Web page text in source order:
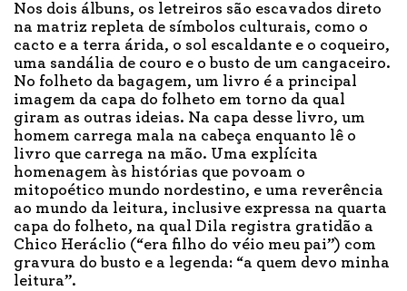
Nos dois álbuns, os letreiros são escavados direto
na matriz repleta de símbolos culturais, como o
cacto e a terra árida, o sol escaldante e o coqueiro,
uma sandália de couro e o busto de um cangaceiro.
No folheto da bagagem, um livro é a principal
imagem da capa do folheto em torno da qual
giram as outras ideias. Na capa desse livro, um
homem carrega mala na cabeça enquanto lê o
livro que carrega na mão. Uma explícita
homenagem às histórias que povoam o
mitopoético mundo nordestino, e uma reverência
ao mundo da leitura, inclusive expressa na quarta
capa do folheto, na qual Dila registra gratidão a
Chico Heráclio (“era filho do véio meu pai”) com
gravura do busto e a legenda: “a quem devo minha
leitura”.